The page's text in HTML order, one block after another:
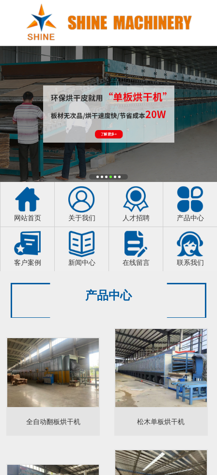
网站首页 关于我们 人才招聘 产品中心
客户案例 新闻中心 在线留言 联系我们
产品中心
全自动翻板烘干机 松木单板烘干机